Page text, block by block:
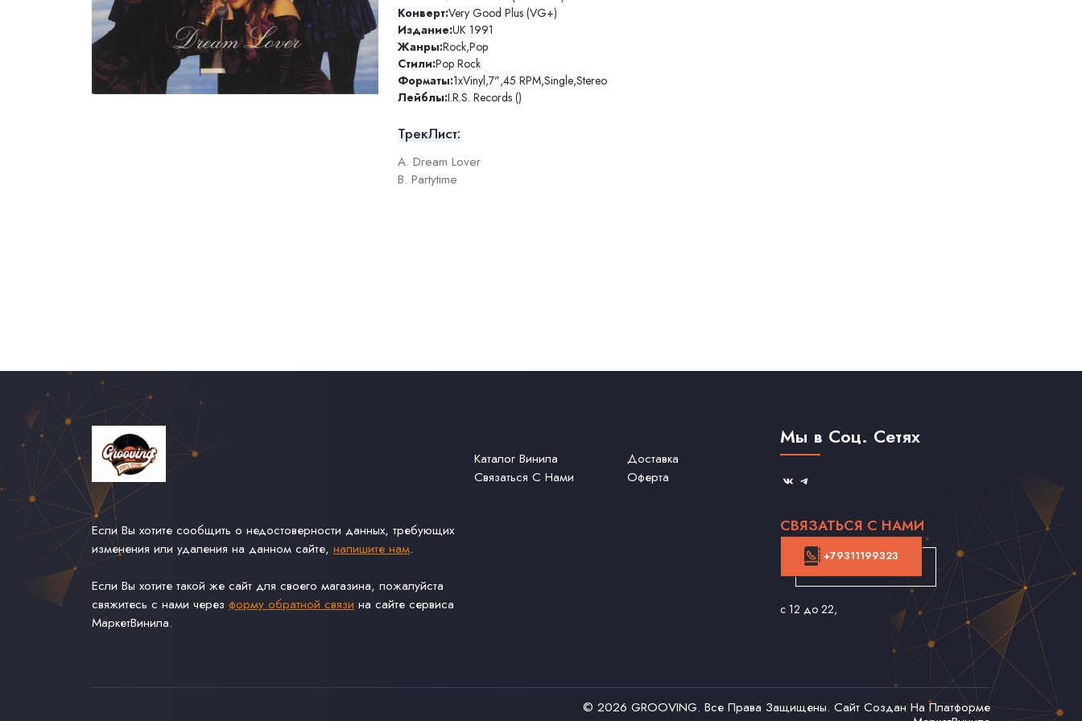
Конверт:Very Good Plus (VG+)
Издание:UK 1991
Жанры:Rock,Pop
Стили:Pop Rock
Форматы:1xVinyl,7",45 RPM,Single,Stereo
Лейблы:I.R.S. Records ()
ТрекЛист:
A. Dream Lover
B. Partytime
Если Вы хотите сообщить о недостоверности данных, требующих
изменения или удаления на данном сайте, напишите нам.
Если Вы хотите такой же сайт для своего магазина, пожалуйста
свяжитесь с нами через форму обратной связи на сайте сервиса
МаркетВинила.
Каталог Винила
Связаться С Нами
Доставка
Оферта
Мы в Соц. Сетях
СВЯЗАТЬСЯ С НАМИ
+79311199323
с 12 до 22,
© 2026 GROOVING. Все Права Защищены. Сайт Создан На Платформе